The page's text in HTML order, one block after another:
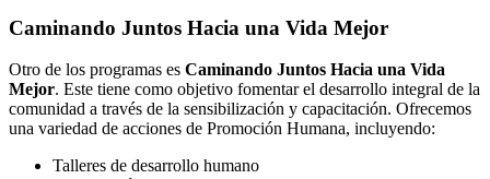
Caminando Juntos Hacia una Vida Mejor
Otro de los programas es Caminando Juntos Hacia una Vida
Mejor. Este tiene como objetivo fomentar el desarrollo integral de la
comunidad a través de la sensibilización y capacitación. Ofrecemos
una variedad de acciones de Promoción Humana, incluyendo:
Talleres de desarrollo humano